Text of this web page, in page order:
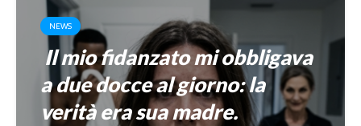
NEWS
Il mio fidanzato mi obbligava
a due docce al giorno: la
verità era sua madre.